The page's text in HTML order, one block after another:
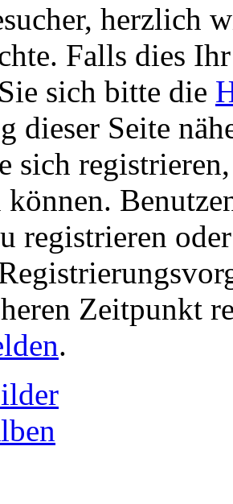
herzlich
Falls dies
sich bitte die
dieser Seite
sich
können.
registrieren
Zeitpunkt
.